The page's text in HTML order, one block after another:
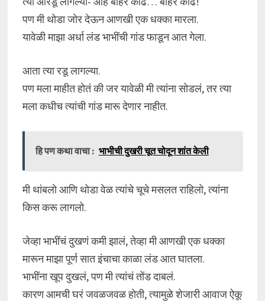
पण मी थोडा जोर देऊन आणखी एक धक्का मारला.
यावेळी माझा अर्धा लंड भाभींची गांड फाडून आत गेला.
आता त्या रडू लागल्या.
पण मला माहीत होतं की जर यावेळी मी त्यांना सोडलं, तर त्या
मला कधीच त्यांची गांड मारू देणार नाहीत.
हि पण कथा वाचा : भाभीची दुखरी चूत चोदून शांत केली
मी थांबलो आणि थोडा वेळ त्यांचे चूचे मसलत राहिलो, त्यांना
किस करू लागलो.
जेव्हा भाभींचं दुखणं कमी झालं, तेव्हा मी आणखी एक धक्का
मारून माझा पूर्ण सात इंचाचा काळा लंड आत घातला.
भाभींना खूप दुखलं, पण मी त्यांचं तोंड दाबलं.
कारण आमची घरं जवळजवळ होती, त्यामुळे शेजारी आवाज ऐकू